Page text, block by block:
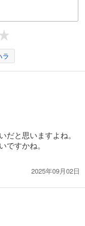
いなわたし act.14
嫌いなわたし act.15
ラ
と思いますよね。
すかね。
2025年09月02日